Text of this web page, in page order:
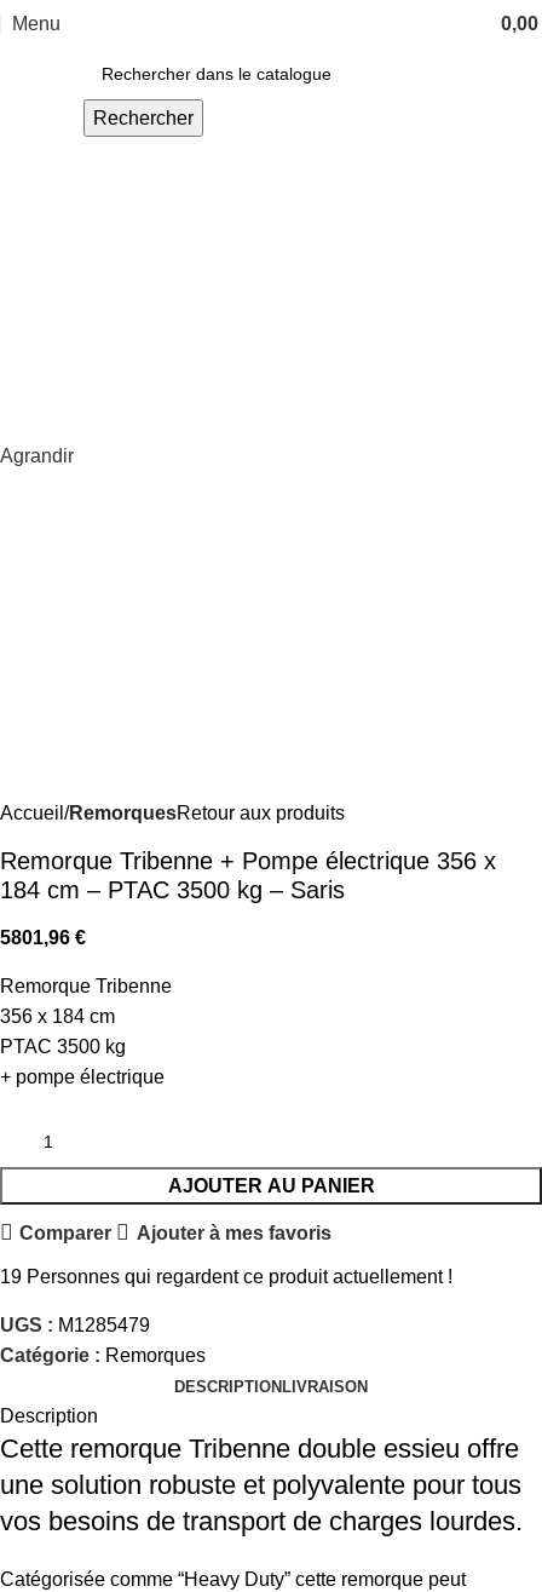
Menu 0,00
Rechercher
Agrandir
Accueil RemorquesRetour aux produits
Remorque Tribenne + Pompe électrique 356 x
184 cm – PTAC 3500 kg – Saris
5801,96 €
Remorque Tribenne
356 x 184 cm
PTAC 3500 kg
+ pompe électrique
AJOUTER AU PANIER
Comparer Ajouter à mes favoris
19 Personnes qui regardent ce produit actuellement !
UGS : M1285479
Catégorie : Remorques
DESCRIPTION LIVRAISON
Description
Cette remorque Tribenne double essieu offre
une solution robuste et polyvalente pour tous
vos besoins de transport de charges lourdes.
Catégorisée comme “Heavy Duty” cette remorque peut